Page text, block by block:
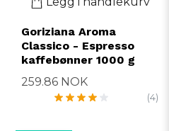
Goriziana Aroma
Classico - Espresso
kaffebønner 1000 g
259.86 NOK
(4)